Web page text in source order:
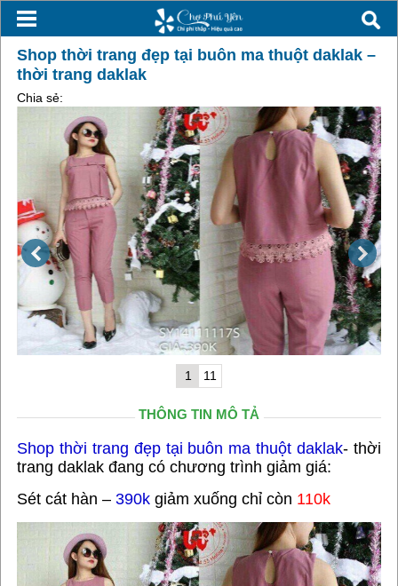
Shop thời trang đẹp tại buôn ma thuột daklak –
thời trang daklak
Chia sẻ:
1 11
THÔNG TIN MÔ TẢ
Shop thời trang đẹp tại buôn ma thuột daklak- thời
trang daklak đang có chương trình giảm giá:
Sét cát hàn – 390kgiảm xuống chỉ còn 110k